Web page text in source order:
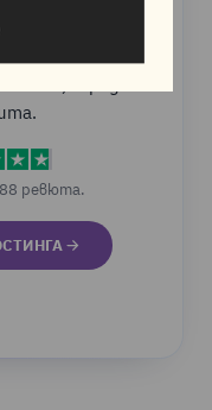
на LiteSpeed
ревюта.